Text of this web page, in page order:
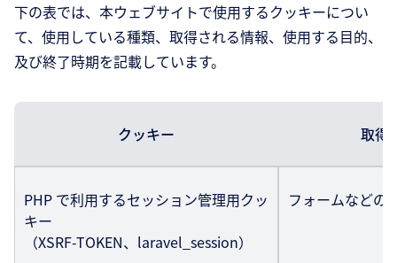
下の表では、本ウェブサイトで使用するクッキーについ
て、使用している種類、取得される情報、使用する目的、
及び終了時期を記載しています。
クッキー 取得
PHP で利用するセッション管理用クッ
キー
（XSRF-TOKEN、laravel_session）
フォームなどの